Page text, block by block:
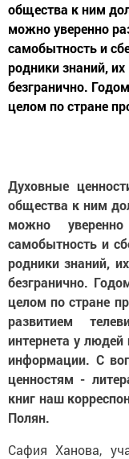
общества к ним
можно уверенно
самобытность и
родники знаний, их
безгранично.
целом по стране
Духовные
общества к ним
можно
самобытность и
родники знаний,
безгранично.
целом по стране
развитием
интернета у
информации. С
ценностям -
книг наш
Полян.
Сафия Ханова,